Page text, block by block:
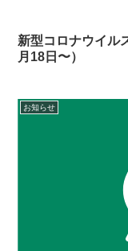
新型コロナウイル
月18日〜）
お知らせ